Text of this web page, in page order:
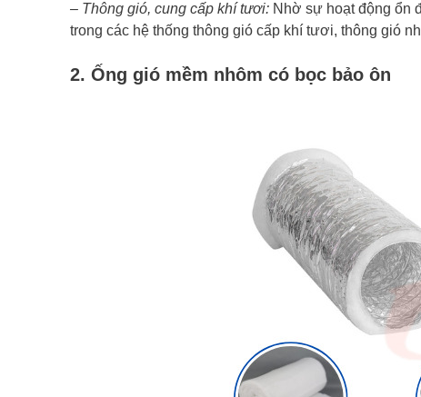
– Thông gió, cung cấp khí tươi: Nhờ sự hoạt động ổn
trong các hệ thống thông gió cấp khí tươi, thông gió
2. Ống gió mềm nhôm có bọc bảo ôn